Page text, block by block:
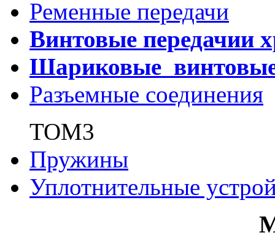
Ременные передачи
Винтовые передачии
Шариковые
Разъемные соединения
ТОМ3
Пружины
Уплотнительные